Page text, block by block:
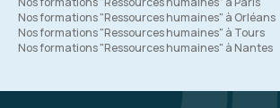
Nos formations "Ressources humaines" à Orléans
Nos formations "Ressources humaines" à Tours
Nos formations "Ressources humaines" à Nantes